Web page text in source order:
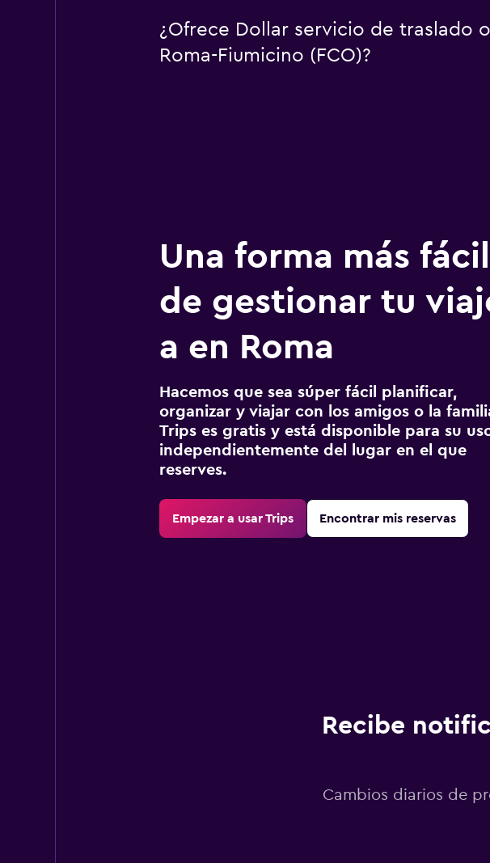
¿Ofrece Dollar servicio de traslado
Roma-Fiumicino (FCO)?
Una forma más fácil
de gestionar tu
a en Roma
Hacemos que sea súper fácil planificar,
organizar y viajar con los amigos o la
Trips es gratis y está disponible para su
independientemente del lugar en el que
reserves.
Empezar a usar Trips Encontrar mis reservas
Recibe
Cambios diarios de